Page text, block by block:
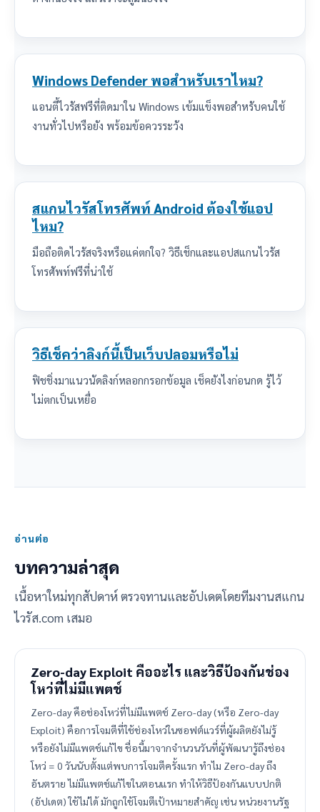
Windows Defender พอสำหรับเราไหม?
แอนตี้ไวรัสฟรีที่ติดมาใน Windows เข้มแข็งพอสำหรับคนใช้
งานทั่วไปหรือยัง พร้อมข้อควรระวัง
สแกนไวรัสโทรศัพท์ Android ต้องใช้แอป
ไหม?
มือถือติดไวรัสจริงหรือแค่ตกใจ? วิธีเช็กและแอปสแกนไวรัส
โทรศัพท์ฟรีที่น่าใช้
วิธีเช็คว่าลิงก์นี้เป็นเว็บปลอมหรือไม่
ฟิชชิ่งมาแนวนัดลิงก์หลอกกรอกข้อมูล เช็คยังไงก่อนกด รู้ไว้
ไม่ตกเป็นเหยื่อ
อ่านต่อ
บทความล่าสุด
เนื้อหาใหม่ทุกสัปดาห์ ตรวจทานและอัปเดตโดยทีมงานสแกน
ไวรัส.com เสมอ
Zero-day Exploit คืออะไร และวิธีป้องกันช่อง
โหว่ที่ไม่มีแพตช์
Zero-day คือช่องโหว่ที่ไม่มีแพตช์ Zero-day (หรือ Zero-day
Exploit) คือการโจมตีที่ใช้ช่องโหว่ในซอฟต์แวร์ที่ผู้ผลิตยังไม่รู้
หรือยังไม่มีแพตช์แก้ไข ชื่อนี้มาจากจำนวนวันที่ผู้พัฒนารู้ถึงช่อง
โหว่ = 0 วันนับตั้งแต่พบการโจมตีครั้งแรก ทำไม Zero-day ถึง
อันตราย ไม่มีแพตช์แก้ไขในตอนแรก ทำให้วิธีป้องกันแบบปกติ
(อัปเดต) ใช้ไม่ได้ มักถูกใช้โจมตีเป้าหมายสำคัญ เช่น หน่วยงานรัฐ